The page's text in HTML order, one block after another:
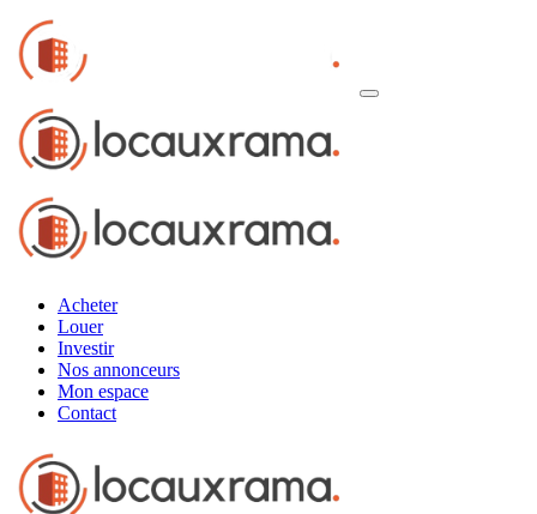
Acheter
Louer
Investir
Nos annonceurs
Mon espace
Contact